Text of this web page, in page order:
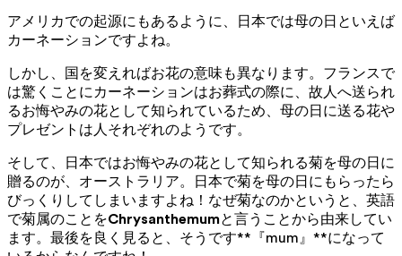
アメリカでの起源にもあるように、日本では母の日といえば
カーネーションですよね。
しかし、国を変えればお花の意味も異なります。フランスで
は驚くことにカーネーションはお葬式の際に、故人へ送られ
るお悔やみの花として知られているため、母の日に送る花や
プレゼントは人それぞれのようです。
そして、日本ではお悔やみの花として知られる菊を母の日に
贈るのが、オーストラリア。日本で菊を母の日にもらったら
びっくりしてしまいますよね！なぜ菊なのかというと、英語
で菊属のことをChrysanthemumと言うことから由来してい
ます。最後を良く見ると、そうです**『mum』**になって